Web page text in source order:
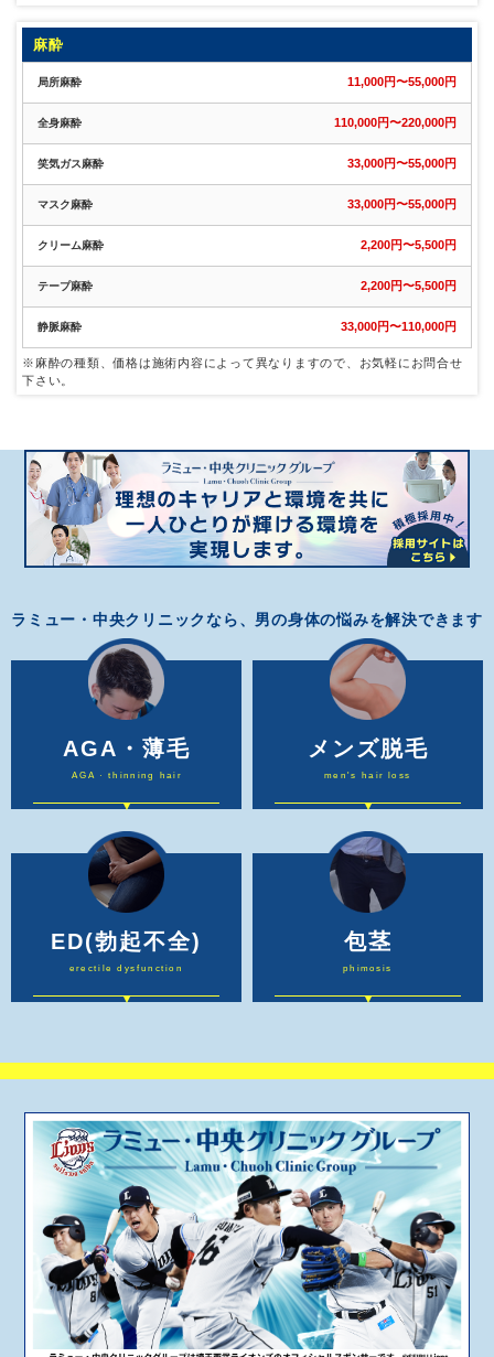
麻酔
局所麻酔 11,000円〜55,000円
全身麻酔 110,000円〜220,000円
笑気ガス麻酔 33,000円〜55,000円
マスク麻酔 33,000円〜55,000円
クリーム麻酔 2,200円〜5,500円
テープ麻酔 2,200円〜5,500円
静脈麻酔 33,000円〜110,000円
※麻酔の種類、価格は施術内容によって異なりますので、お気軽にお問合せ
下さい。
ラミュー・中央クリニックなら、男の身体の悩みを解決できます
AGA・薄毛
AGA · thinning hair
メンズ脱毛
men's hair loss
ED(勃起不全)
erectile dysfunction
包茎
phimosis